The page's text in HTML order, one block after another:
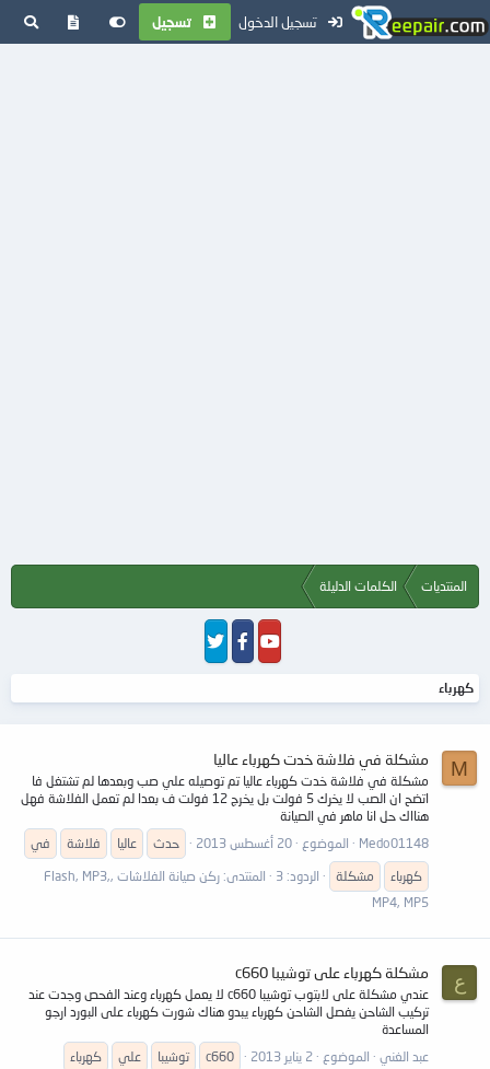
تسجيل الدخول تسجيل
المنتديات الكلمات الدليلة
كهرباء
M مشكلة في فلاشة خدت كهرباء عاليا
مشكلة في فلاشة خدت كهرباء عاليا تم توصيله علي صب وبعدها لم تشتغل فا
اتضح ان الصب لا يخرك 5 فولت بل يخرج 12 فولت ف بعدا لم تعمل الفلاشة فهل
هنااك حل انا ماهر في الصيانة
Medo01148
الموضوع 20 أغسطس 2013 حدث عاليا فلاشة
في
كهرباء
مشكلة الردود: 3 المنتدى:
ركن صيانة الفلاشات ,Flash, MP3,
MP4, MP5
ع مشكلة كهرباء على توشيبا c660
عندي مشكلة على لابتوب توشيبا c660 لا يعمل كهرباء وعند الفحص وجدت عند
تركيب الشاحن يفصل الشاحن كهرباء يبدو هناك شورت كهرباء على البورد ارجو
المساعدة
عبد الغني
الموضوع 2 يناير 2013 c660 توشيبا علي
كهرباء